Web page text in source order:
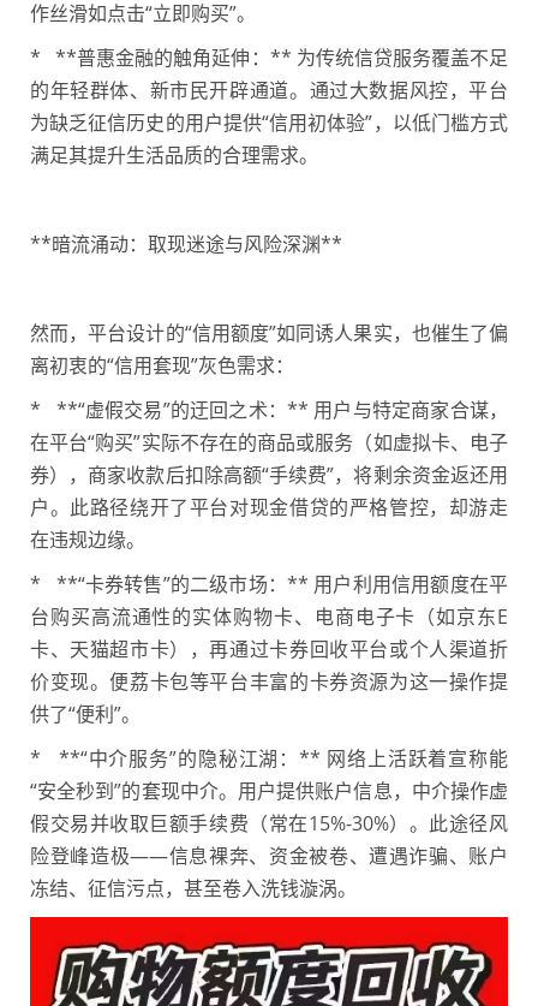
作丝滑如点击“立即购买”。
* **普惠金融的触角延伸：** 为传统信贷服务覆盖不足
的年轻群体、新市民开辟通道。通过大数据风控，平台
为缺乏征信历史的用户提供“信用初体验”，以低门槛方式
满足其提升生活品质的合理需求。
**暗流涌动：取现迷途与风险深渊**
然而，平台设计的“信用额度”如同诱人果实，也催生了偏
离初衷的“信用套现”灰色需求：
* **“虚假交易”的迂回之术：** 用户与特定商家合谋，
在平台“购买”实际不存在的商品或服务（如虚拟卡、电子
券），商家收款后扣除高额“手续费”，将剩余资金返还用
户。此路径绕开了平台对现金借贷的严格管控，却游走
在违规边缘。
* **“卡券转售”的二级市场：** 用户利用信用额度在平
台购买高流通性的实体购物卡、电商电子卡（如京东E
卡、天猫超市卡），再通过卡券回收平台或个人渠道折
价变现。便荔卡包等平台丰富的卡券资源为这一操作提
供了“便利”。
* **“中介服务”的隐秘江湖：** 网络上活跃着宣称能
“安全秒到”的套现中介。用户提供账户信息，中介操作虚
假交易并收取巨额手续费（常在15%-30%）。此途径风
险登峰造极——信息裸奔、资金被卷、遭遇诈骗、账户
冻结、征信污点，甚至卷入洗钱漩涡。